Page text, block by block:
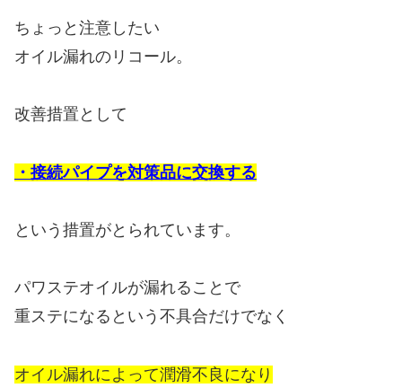
ちょっと注意したい
オイル漏れのリコール。
改善措置として
・接続パイプを対策品に交換する
という措置がとられています。
パワステオイルが漏れることで
重ステになるという不具合だけでなく
オイル漏れによって潤滑不良になり